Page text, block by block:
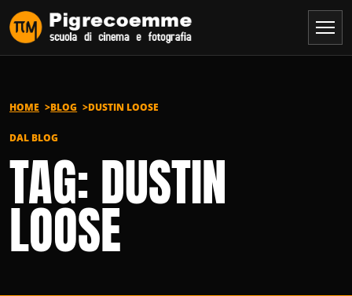
Vai al contenuto
HOME BLOG DUSTIN LOOSE
DAL BLOG
TAG: DUSTIN
LOOSE